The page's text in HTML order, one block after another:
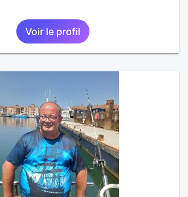
Voir le profil